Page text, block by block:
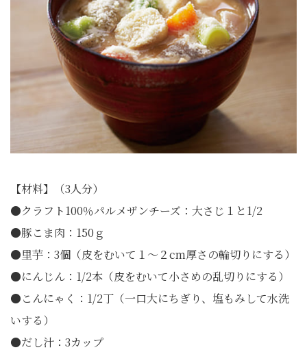
【材料】（3人分）
●クラフト100％パルメザンチーズ：大さじ１と1/2
●豚こま肉：150ｇ
●里芋：3個（皮をむいて１～２cm厚さの輪切りにする）
●にんじん：1/2本（皮をむいて小さめの乱切りにする）
●こんにゃく：1/2丁（一口大にちぎり、塩もみして水洗
いする）
●だし汁：3カップ